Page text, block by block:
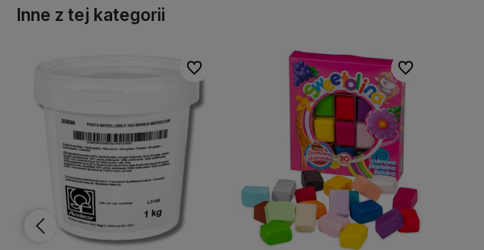
Inne z tej kategorii
Do ulubionych
Do ulubionych Do ulubionych
Do ulubionych